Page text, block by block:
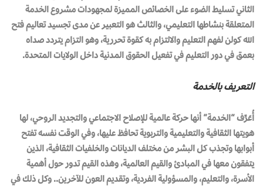
الثاني تسليط الضوء على الخصائص المميزة لمجهودات مشروع الخدمة
المتعلقة بنشاطها التعليمي، والثالث هو التعبير عن مدى تجسيد تعاليم فتح
الله كولن لفهم التعليم والالتزام به كقوة تحررية، وهو التزام يتردد صداه
بعمق في دور التعليم في تفعيل الحقوق المدنية داخل الولايات المتحدة.
التعريف بالخدمة
أُعَرِّف “الخدمة” أنها حركة عالمية للإصلاح الاجتماعي والتجديد الروحي، لها
هويتها الثقافية والتعليمية والتربوية تحافظ عليها، وفي الوقت نفسه تفتح
أبوابها وتجذب كل البشر من مختلف الديانات والخلفيات الثقافية، الذين
يتفقون معها في المبادئ والقيم العالمية، وهذه القيم تدور حول أهمية
الأسرة، والتعليم، والمسؤولية الفردية، وتقديم العون للآخرين.. وكل ذلك في